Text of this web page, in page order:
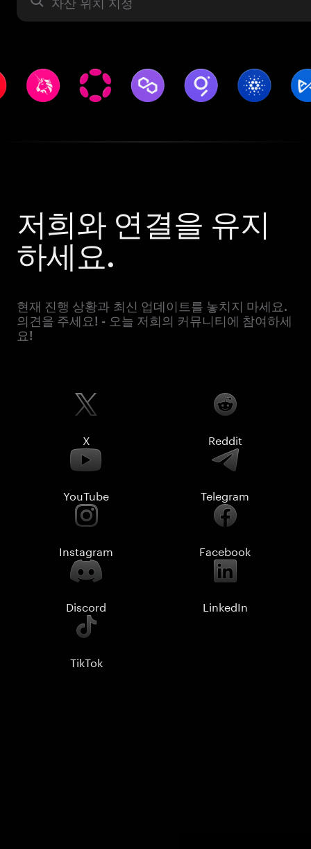
저희와 연결을 유지
하세요.
현재 진행 상황과 최신 업데이트를 놓치지 마세요.
의견을 주세요! - 오늘 저희의 커뮤니티에 참여하세
요!
X Reddit
YouTube Telegram
Instagram Facebook
Discord LinkedIn
TikTok